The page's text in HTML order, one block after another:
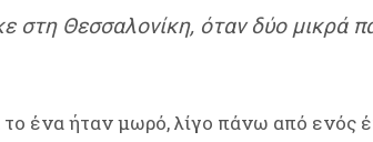
στη Θεσσαλονίκη, όταν δύο μικρά
ένα ήταν μωρό, λίγο πάνω από ενός